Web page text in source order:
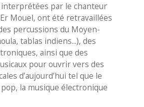
interprétées par le chanteur
Mouel, ont été retravaillées
percussions du Moyen-
tablas indiens...), des
ainsi que des
pour ouvrir vers des
d’aujourd’hui tel que le
la musique électronique